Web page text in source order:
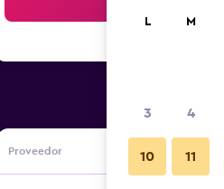
Proveedor
L M
3 4
10 11